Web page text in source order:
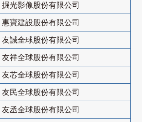
掘光影像股份有限公司
惠寶建設股份有限公司
友誠全球股份有限公司
友祥全球股份有限公司
友芯全球股份有限公司
友民全球股份有限公司
友丞全球股份有限公司